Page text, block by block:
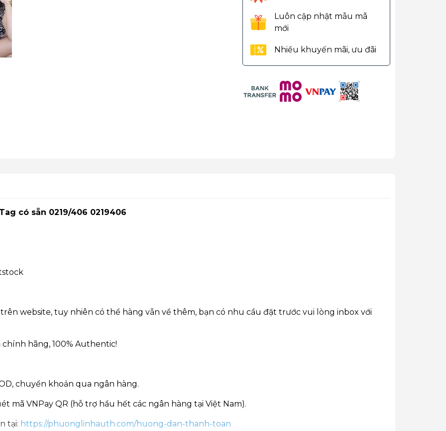
Luôn cập nhật mẫu mã
mới
Nhiều khuyến mãi, ưu đãi
có sẵn 0219/406 0219406
website, tuy nhiên có thể hàng vẫn về thêm, bạn có nhu cầu đặt trước vui lòng inbox với
hãng, 100% Authentic!
chuyển khoản qua ngân hàng.
mã VNPay QR (hỗ trợ hầu hết các ngân hàng tại Việt Nam).
tại: https://phuonglinhauth.com/huong-dan-thanh-toan